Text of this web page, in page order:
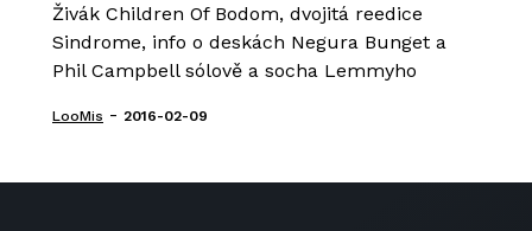
Živák Children Of Bodom, dvojitá reedice
Sindrome, info o deskách Negura Bunget a
Phil Campbell sólově a socha Lemmyho
LooMis - 2016-02-09